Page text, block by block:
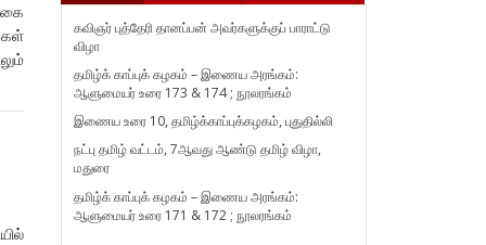
கவிஞர் புத்தேரி தானப்பன் அவர்களுக்குப் பாராட்டு
விழா
தமிழ்க் காப்புக் கழகம் – இணைய அரங்கம்:
ஆளுமையர் உரை 173 & 174 ; நூலரங்கம்
இணைய உரை 10, தமிழ்க்காப்புக்கழகம், புதுதில்லி
நட்பு தமிழ் வட்டம், 7ஆவது ஆண்டு தமிழ் விழா,
மதுரை
தமிழ்க் காப்புக் கழகம் – இணைய அரங்கம்:
ஆளுமையர் உரை 171 & 172 ; நூலரங்கம்